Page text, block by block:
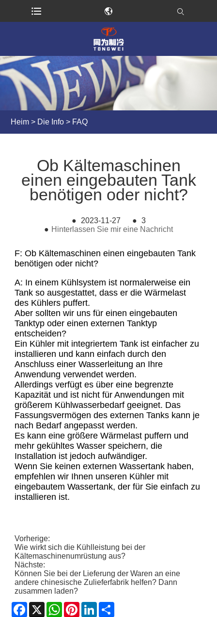
Heim > Die Info > FAQ
Ob Kältemaschinen
einen eingebauten Tank
benötigen oder nicht?
● 2023-11-27 ● 3
● Hinterlassen Sie mir eine Nachricht
F: Ob Kältemaschinen einen eingebauten Tank
benötigen oder nicht?
A: In einem Kühlsystem ist normalerweise ein
Tank so ausgestattet, dass er die Wärmelast
des Kühlers puffert.
Aber sollten wir uns für einen eingebauten
Tanktyp oder einen externen Tanktyp
entscheiden?
Ein Kühler mit integriertem Tank ist einfacher zu
installieren und kann einfach durch den
Anschluss einer Wasserleitung an Ihre
Anwendung verwendet werden.
Allerdings verfügt es über eine begrenzte
Kapazität und ist nicht für Anwendungen mit
größerem Kühlwasserbedarf geeignet. Das
Fassungsvermögen des externen Tanks kann je
nach Bedarf angepasst werden.
Es kann eine größere Wärmelast puffern und
mehr gekühltes Wasser speichern, die
Installation ist jedoch aufwändiger.
Wenn Sie keinen externen Wassertank haben,
empfehlen wir Ihnen unseren Kühler mit
eingebautem Wassertank, der für Sie einfach zu
installieren ist.
Vorherige:
Wie wirkt sich die Kühlleistung bei der
Kältemaschinenumrüstung aus?
Nächste:
Können Sie bei der Lieferung der Waren an eine
andere chinesische Zulieferfabrik helfen? Dann
zusammen laden?
Facebook
X WhatsApp
PinterestLinkedIn